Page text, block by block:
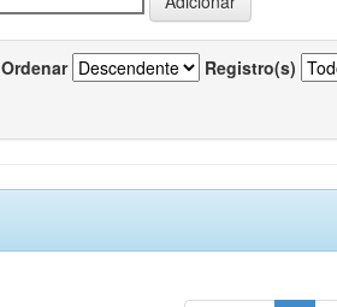
Ordenar Registro(s)